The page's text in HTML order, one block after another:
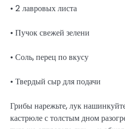
• 2 лавровых листа
• Пучок свежей зелени
• Соль, перец по вкусу
• Твердый сыр для подачи
Грибы нарежьте, лук
кастрюле с толстым дном